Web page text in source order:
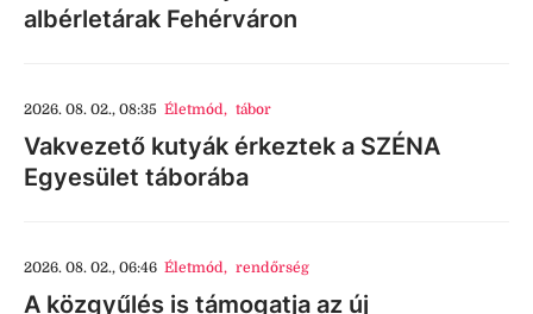
albérletárak Fehérváron
2026. 08. 02., 08:35 Életmód, tábor
Vakvezető kutyák érkeztek a SZÉNA
Egyesület táborába
2026. 08. 02., 06:46 Életmód, rendőrség
A közgyűlés is támogatja az új